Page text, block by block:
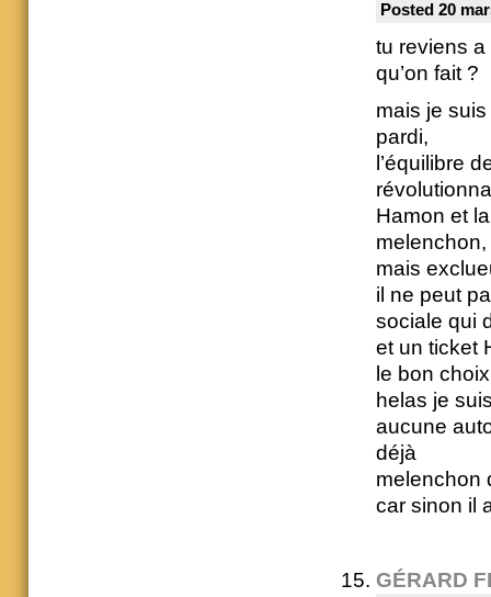
Posted 20
tu reviens a
qu’on fait ?
mais je
pardi,
l’équilibre
Hamon et
melenchon,
mais
il ne peut
sociale qui
et un ticket
le bon
helas je
aucune
déjà
melenchon
car sinon il
GÉRARD